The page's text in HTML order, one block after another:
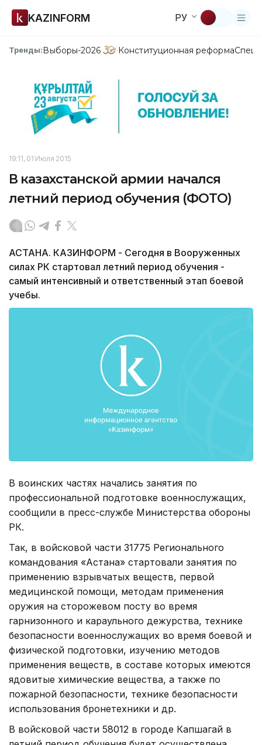
KAZINFORM РУ
Тренды:Выборы-2026 Конституционная реформа
19:11, 01 Июля 2015
В казахстанской армии начался
летний период обучения (ФОТО)
АСТАНА. КАЗИНФОРМ - Сегодня в Вооруженных
силах РК стартовал летний период обучения -
самый интенсивный и ответственный этап боевой
учебы.
В воинских частях начались занятия по
профессиональной подготовке военнослужащих,
сообщили в пресс-службе Министерства обороны
РК.
Так, в войсковой части 31775 Регионального
командования «Астана» стартовали занятия по
применению взрывчатых веществ, первой
медицинской помощи, методам применения
оружия на сторожевом посту во время
гарнизонного и караульного дежурства, технике
безопасности военнослужащих во время боевой и
физической подготовки, изучению методов
применения веществ, в составе которых имеются
ядовитые химические вещества, а также по
пожарной безопасности, технике безопасности
использования бронетехники и др.
В войсковой части 58012 в городе Капшагай в